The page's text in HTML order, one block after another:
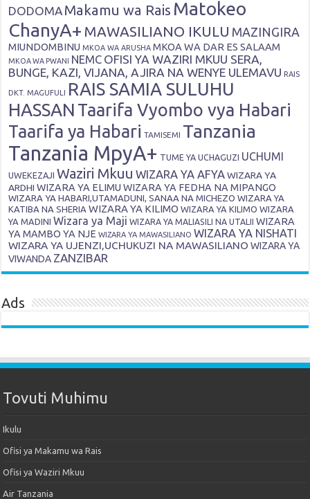
DODOMA Makamu wa Rais Matokeo
ChanyA+ MAWASILIANO IKULU MAZINGIRA
MIUNDOMBINU MKOA WA ARUSHA MKOA WA DAR ES SALAAM
MKOA WA PWANI NEMC OFISI YA WAZIRI MKUU SERA,
BUNGE, KAZI, VIJANA, AJIRA NA WENYE ULEMAVU RAIS
DKT. MAGUFULI RAIS SAMIA SULUHU
HASSAN Taarifa Vyombo vya Habari
Taarifa ya Habari TAMISEMI Tanzania
Tanzania MpyA+ TUME YA UCHAGUZI UCHUMI
UWEKEZAJI Waziri Mkuu WIZARA YA AFYA WIZARA YA
ARDHI WIZARA YA ELIMU WIZARA YA FEDHA NA MIPANGO
WIZARA YA HABARI,UTAMADUNI, SANAA NA MICHEZO WIZARA YA
KATIBA NA SHERIA WIZARA YA KILIMO WIZARA YA KILIMO WIZARA
YA MADINI Wizara ya Maji WIZARA YA MALIASILI NA UTALII WIZARA
YA MAMBO YA NJE WIZARA YA MAWASILIANO WIZARA YA NISHATI
WIZARA YA UJENZI,UCHUKUZI NA MAWASILIANO WIZARA YA
VIWANDA ZANZIBAR
Ads
Tovuti Muhimu
Ikulu
Ofisi ya Makamu wa Rais
Ofisi ya Waziri Mkuu
Air Tanzania